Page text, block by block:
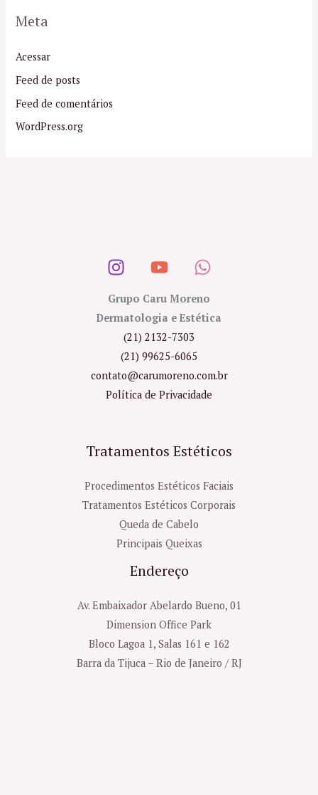
Meta
Acessar
Feed de posts
Feed de comentários
WordPress.org
Grupo Caru Moreno
Dermatologia e Estética
(21) 2132-7303
(21) 99625-6065
contato@carumoreno.com.br
Política de Privacidade
Tratamentos Estéticos
Procedimentos Estéticos Faciais
Tratamentos Estéticos Corporais
Queda de Cabelo
Principais Queixas
Endereço
Av. Embaixador Abelardo Bueno, 01
Dimension Office Park
Bloco Lagoa 1, Salas 161 e 162
Barra da Tijuca – Rio de Janeiro / RJ